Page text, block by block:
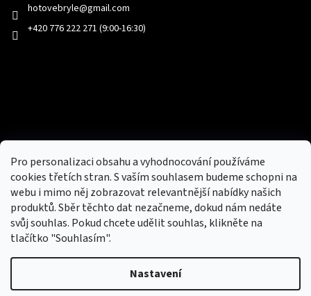
Pro personalizaci obsahu a vyhodnocování používáme
cookies třetích stran. S vaším souhlasem budeme schopni na
webu i mimo něj zobrazovat relevantnější nabídky našich
produktů. Sběr těchto dat nezačneme, dokud nám nedáte
svůj souhlas. Pokud chcete udělit souhlas, klikněte na
tlačítko "Souhlasím".
Nastavení
hotovebryle@gmail.com
+420 776 222 271 (9:00-16:30)
Nový obchod s batohy, cestovními zavazadly, tašky a peněženky